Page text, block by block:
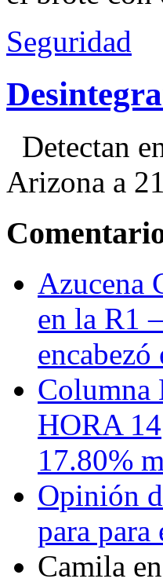
Seguridad
Detectan
Arizona a
Azucena
en la R1
Columna
HORA 14
17.80%
Opinión
para
Camila en